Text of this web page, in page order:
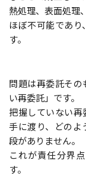
熱処理、表面処理
ほぼ不可能であ
す。
問題は再委託そ
い再委託」です。
把握していない
手に渡り、どの
段がありません。
これが責任分界
す。